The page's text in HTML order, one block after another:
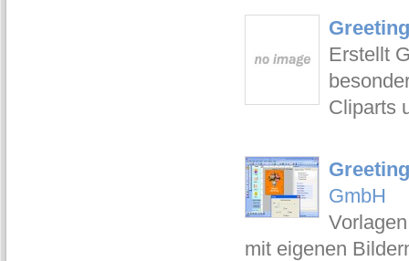
Erstellt
Cliparts
GmbH
mit eigenen